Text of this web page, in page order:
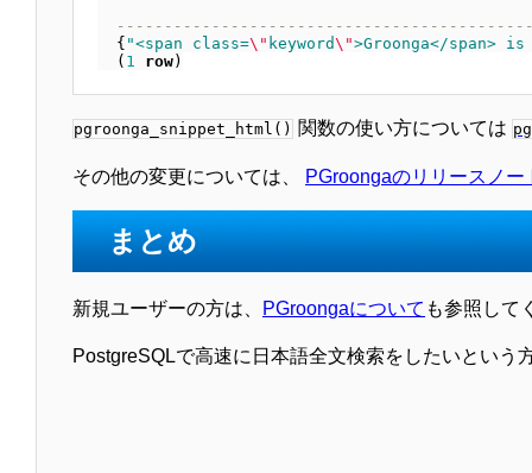
{ "<span class=\" keyword\">Groonga</span>
( 1 row)
pgroonga_snippet_html() 関数の使い方については
その他の変更については、 PGroongaのリリースノー
まとめ
新規ユーザーの方は、 PGroongaについて も参照して
PostgreSQLで高速に日本語全文検索をしたいという